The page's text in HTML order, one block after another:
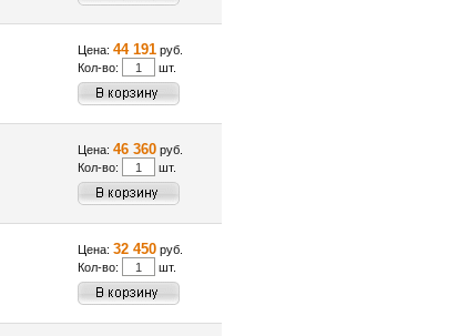
Цена: 44 191руб.
Кол-во:
шт.
Цена: 46 360руб.
Кол-во:
шт.
Цена: 32 450руб.
Кол-во:
шт.